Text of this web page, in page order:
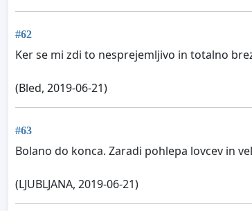
#62
Ker se mi zdi to nesprejemljivo in totalno
(Bled, 2019-06-21)
#63
Bolano do konca. Zaradi pohlepa lovcev in
(LJUBLJANA, 2019-06-21)